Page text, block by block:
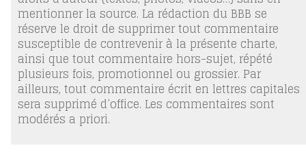
mentionner la source. La rédaction du BBB se
réserve le droit de supprimer tout commentaire
susceptible de contrevenir à la présente charte,
ainsi que tout commentaire hors-sujet, répété
plusieurs fois, promotionnel ou grossier. Par
ailleurs, tout commentaire écrit en lettres capitales
sera supprimé d’office. Les commentaires sont
modérés a priori.